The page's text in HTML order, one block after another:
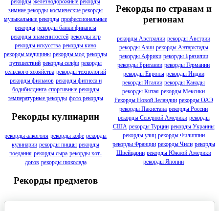
рекорды железнодорожные рекорды
зимние рекорды космические рекорды
музыкальные рекорды профессиональные
рекорды рекорды банки финансы
рекорды знаменитостей рекорды игр
рекорды искусства рекорды кино
рекорды медицины рекорды мод рекорды
путешествий рекорды селфи рекорды
сельского хозяйства рекорды технологий
рекорды фильмов рекорды фитнеса и
бодибилдинга спортивные рекорды
температурные рекорды фото рекорды
Рекорды кулинарии
рекорды алкоголя рекорды кофе рекорды
кулинарии рекорды пиццы рекорды
поедания рекорды сыра рекорды хот-
догов рекорды шоколада
Рекорды предметов
Рекорды по странам и
регионам
рекорды Австралии рекорды Австрии
рекорды Азии рекорды Антарктиды
рекорды Африки рекорды Бразилии
рекорды Британии рекорды Германии
рекорды Европы рекорды Индии
рекорды Италии рекорды Канады
рекорды Китая рекорды Мексики
Рекорды Новой Зеландии рекорды ОАЭ
рекорды Пакистана рекорды России
рекорды Северной Америки рекорды
США рекорды Турции рекорды Украины
рекорды улиц рекорды Филиппин
рекорды Франции рекорды Чили рекорды
Швейцарии рекорды Южной Америки
рекорды Японии